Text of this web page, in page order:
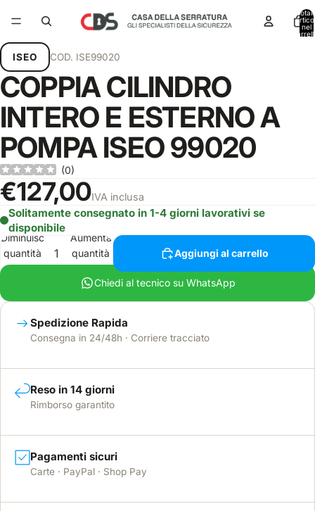
nel
ISEO COD. ISE99020
COPPIA CILINDRO
INTERO E ESTERNO A
POMPA ISEO 99020
(0)
€127,00IVA inclusa
Solitamente consegnato in 1-4 giorni lavorativi se
disponibile
Diminuisci
quantità
Aumenta
quantità
Aggiungi al carrello
Chiedi al tecnico su WhatsApp
Spedizione Rapida
Consegna in 24/48h · Corriere tracciato
Reso in 14 giorni
Rimborso garantito
Pagamenti sicuri
Carte · PayPal · Shop Pay